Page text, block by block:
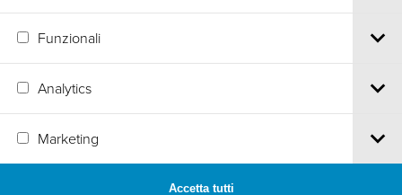
Funzionali
Analytics
Marketing
Accetta tutti
Tel.+39 0461 986120